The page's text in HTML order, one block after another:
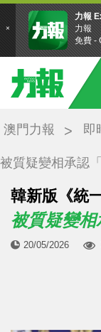
澳門力報 即
被質疑變相承認
韓新版《統
被質疑變相
20/05/2026